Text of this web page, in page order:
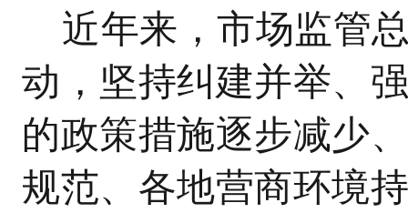
近年来，市场监管
动，坚持纠建并举、
的政策措施逐步减少
规范、各地营商环境